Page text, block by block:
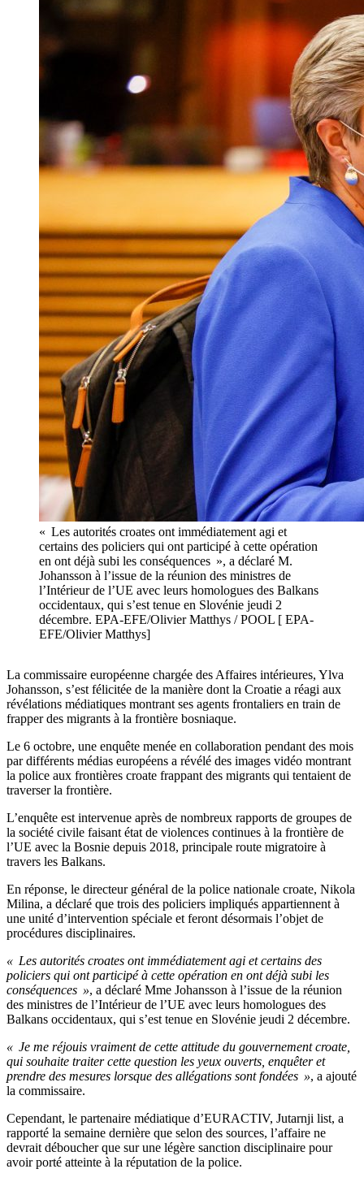
« Les autorités croates ont immédiatement agi et
certains des policiers qui ont participé à cette opération
en ont déjà subi les conséquences », a déclaré M.
Johansson à l’issue de la réunion des ministres de
l’Intérieur de l’UE avec leurs homologues des Balkans
occidentaux, qui s’est tenue en Slovénie jeudi 2
décembre. EPA-EFE/Olivier Matthys / POOL [ EPA-
EFE/Olivier Matthys]
La commissaire européenne chargée des Affaires intérieures, Ylva
Johansson, s’est félicitée de la manière dont la Croatie a réagi aux
révélations médiatiques montrant ses agents frontaliers en train de
frapper des migrants à la frontière bosniaque.
Le 6 octobre, une enquête menée en collaboration pendant des mois
par différents médias européens a révélé des images vidéo montrant
la police aux frontières croate frappant des migrants qui tentaient de
traverser la frontière.
L’enquête est intervenue après de nombreux rapports de groupes de
la société civile faisant état de violences continues à la frontière de
l’UE avec la Bosnie depuis 2018, principale route migratoire à
travers les Balkans.
En réponse, le directeur général de la police nationale croate, Nikola
Milina, a déclaré que trois des policiers impliqués appartiennent à
une unité d’intervention spéciale et feront désormais l’objet de
procédures disciplinaires.
« Les autorités croates ont immédiatement agi et certains des
policiers qui ont participé à cette opération en ont déjà subi les
conséquences », a déclaré Mme Johansson à l’issue de la réunion
des ministres de l’Intérieur de l’UE avec leurs homologues des
Balkans occidentaux, qui s’est tenue en Slovénie jeudi 2 décembre.
« Je me réjouis vraiment de cette attitude du gouvernement croate,
qui souhaite traiter cette question les yeux ouverts, enquêter et
prendre des mesures lorsque des allégations sont fondées », a ajouté
la commissaire.
Cependant, le partenaire médiatique d’EURACTIV, Jutarnji list, a
rapporté la semaine dernière que selon des sources, l’affaire ne
devrait déboucher que sur une légère sanction disciplinaire pour
avoir porté atteinte à la réputation de la police.